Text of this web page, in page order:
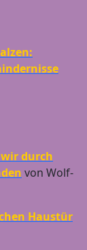
durch
von Wolf-
Haustür